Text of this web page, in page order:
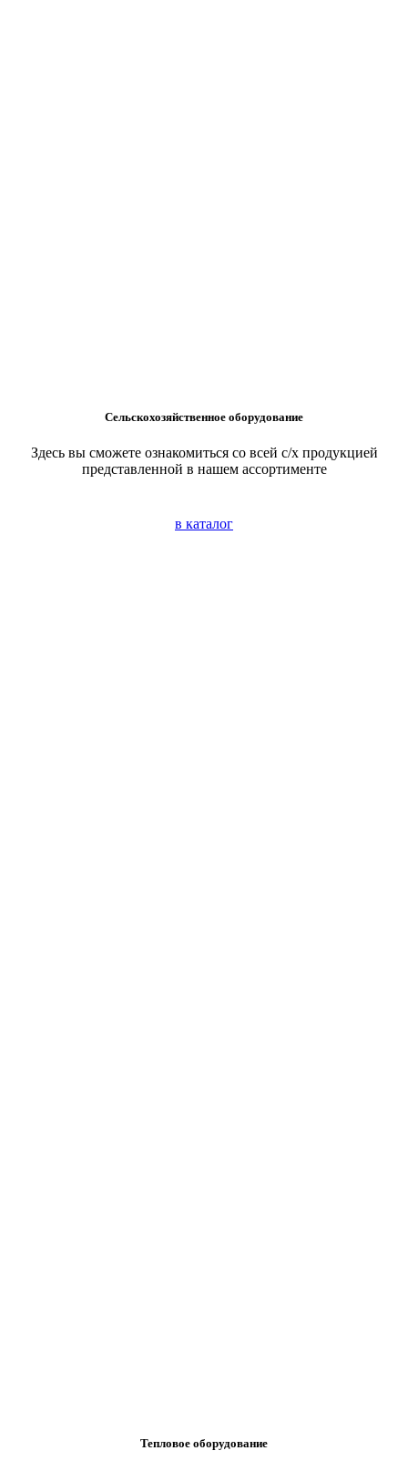
Сельскохозяйственное оборудование
Здесь вы сможете ознакомиться со всей с/х продукцией
представленной в нашем ассортименте
в каталог
Тепловое оборудование